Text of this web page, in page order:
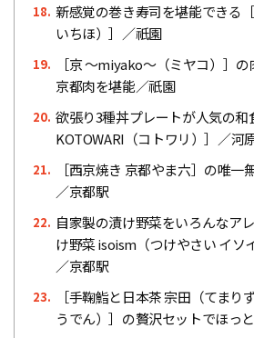
18. 新感覚の巻き寿司を堪能できる
いちほ）］／祇園
19.
［京 ～miyako～（ミヤコ）］
京都肉を堪能／祇園
20. 欲張り3種丼プレートが人気の
KOTOWARI（コトワリ）］／河
21.
［西京焼き 京都やま六］の唯一
／京都駅
22. 自家製の漬け野菜をいろんなア
け野菜 isoism（つけやさい イソ
／京都駅
23.
［手鞠鮨と日本茶 宗田（てまり
うでん）］の贅沢セットでほっ